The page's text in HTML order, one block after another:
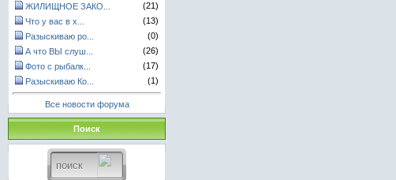
ЖИЛИЩНОЕ ЗАКО...
(21)
Что у вас в х...
(13)
Разыскиваю ро...
(0)
А что ВЫ слуш...
(26)
Фото с рыбалк...
(17)
Разыскиваю Ко...
(1)
Все новости форума
Поиск